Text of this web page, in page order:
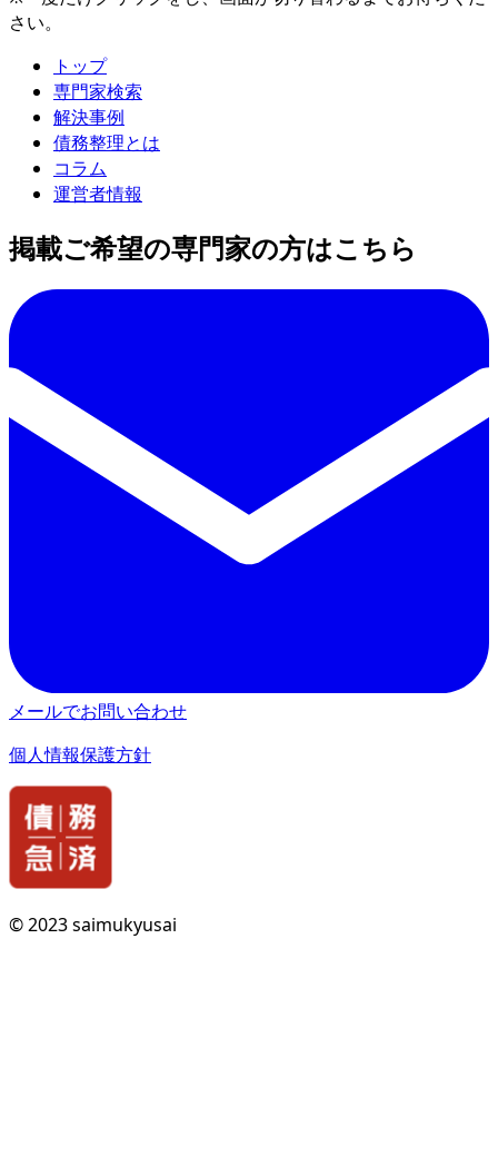
さい。
トップ
専門家検索
解決事例
債務整理とは
コラム
運営者情報
掲載ご希望の専門家の方はこちら
メールでお問い合わせ
個人情報保護方針
© 2023 saimukyusai